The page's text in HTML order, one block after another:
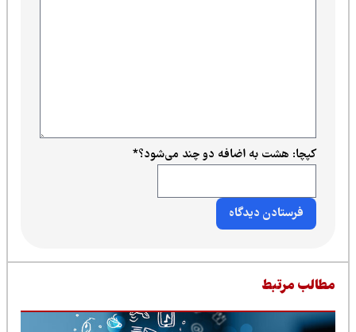
کپچا: هشت به اضافه دو چند می‌شود؟*
مرتبط